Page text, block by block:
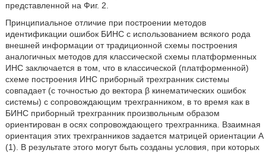
представленной на Фиг. 2.
Принципиальное отличие при построении методов
идентификации ошибок БИНС с использованием всякого рода
внешней информации от традиционной схемы построения
аналогичных методов для классической схемы платформенных
ИНС заключается в том, что в классической (платформенной)
схеме построения ИНС приборный трехгранник системы
совпадает (с точностью до вектора β кинематических ошибок
системы) с сопровождающим трехгранником, в то время как в
БИНС приборный трехгранник произвольным образом
ориентирован в осях сопровождающего трехгранника. Взаимная
ориентация этих трехгранников задается матрицей ориентации А
(1). В результате этого могут быть созданы условия, при которых